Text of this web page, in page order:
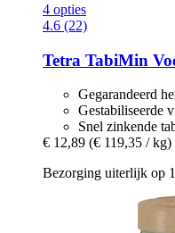
4 opties
4.6 (22)
Tetra TabiMin
Gegarandeerd
Gestabiliseerde
Snel zinkende
€ 12,89 (€ 119,35 / kg)
Bezorging uiterlijk op